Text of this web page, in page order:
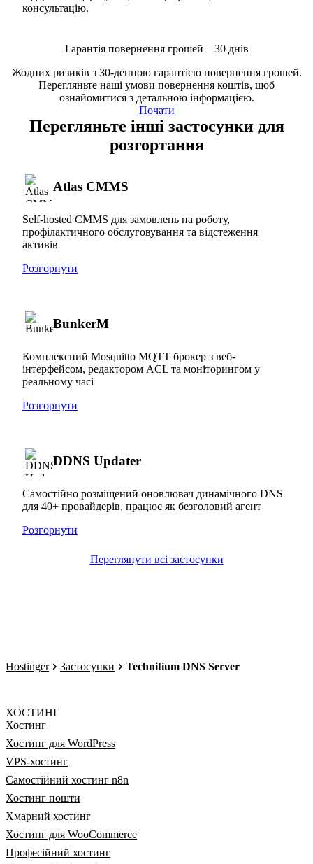
консультацію.
Гарантія повернення грошей – 30 днів
Жодних ризиків з 30-денною гарантією повернення грошей.
Перегляньте наші умови повернення коштів, щоб
ознайомитися з детальною інформацією.
Почати
Перегляньте інші застосунки для
розгортання
Atlas CMMS
Self-hosted CMMS для замовлень на роботу,
профілактичного обслуговування та відстеження
активів
Розгорнути
BunkerM
Комплексний Mosquitto MQTT брокер з веб-
інтерфейсом, редактором ACL та моніторингом у
реальному часі
Розгорнути
DDNS Updater
Самостійно розміщений оновлювач динамічного DNS
для 40+ провайдерів, працює як безголовий агент
Розгорнути
Переглянути всі застосунки
Hostinger Застосунки Technitium DNS Server
ХОСТИНГ
Хостинг
Хостинг для WordPress
VPS-хостинг
Самостійний хостинг n8n
Хостинг пошти
Хмарний хостинг
Хостинг для WooCommerce
Професійний хостинг